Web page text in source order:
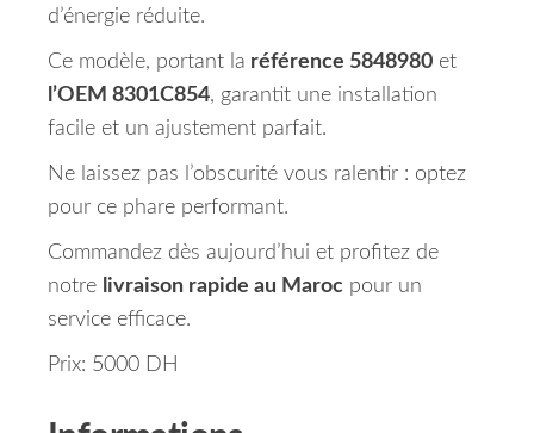
d’énergie réduite.
Ce modèle, portant la référence 5848980 et
l’OEM 8301C854, garantit une installation
facile et un ajustement parfait.
Ne laissez pas l’obscurité vous ralentir : optez
pour ce phare performant.
Commandez dès aujourd’hui et profitez de
notre livraison rapide au Maroc pour un
service efficace.
Prix: 5000 DH